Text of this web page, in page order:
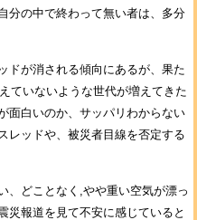
分の中で終わって無い者は、多分
ドが消される傾向にあるが、果た
ていないような世代が増えてきた
面白いのか、サッパリわからない
レッドや、被災者目線を否定する
、どことなく,やや重い空気が漂っ
災報道を見て不安に感じていると